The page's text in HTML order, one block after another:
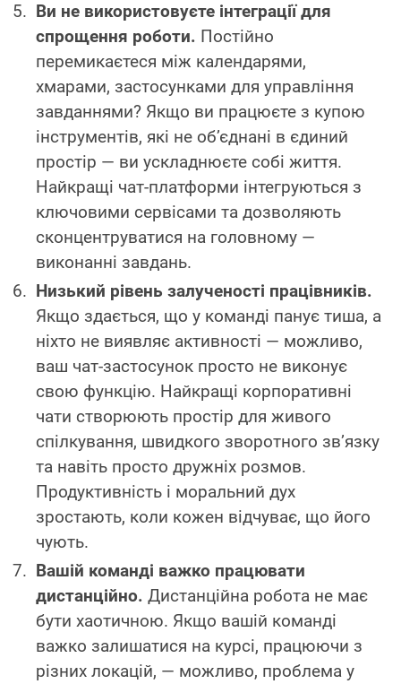
Ви не використовуєте інтеграції для
спрощення роботи. Постійно
перемикаєтеся між календарями,
хмарами, застосунками для управління
завданнями? Якщо ви працюєте з купою
інструментів, які не об’єднані в єдиний
простір — ви ускладнюєте собі життя.
Найкращі чат-платформи інтегруються з
ключовими сервісами та дозволяють
сконцентруватися на головному —
виконанні завдань.
Низький рівень залученості працівників.
Якщо здається, що у команді панує тиша, а
ніхто не виявляє активності — можливо,
ваш чат-застосунок просто не виконує
свою функцію. Найкращі корпоративні
чати створюють простір для живого
спілкування, швидкого зворотного зв’язку
та навіть просто дружніх розмов.
Продуктивність і моральний дух
зростають, коли кожен відчуває, що його
чують.
Вашій команді важко працювати
дистанційно. Дистанційна робота не має
бути хаотичною. Якщо вашій команді
важко залишатися на курсі, працюючи з
різних локацій, — можливо, проблема у